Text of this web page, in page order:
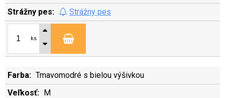
Strážny pes
ks
Tmavomodré s bielou výšivkou
M